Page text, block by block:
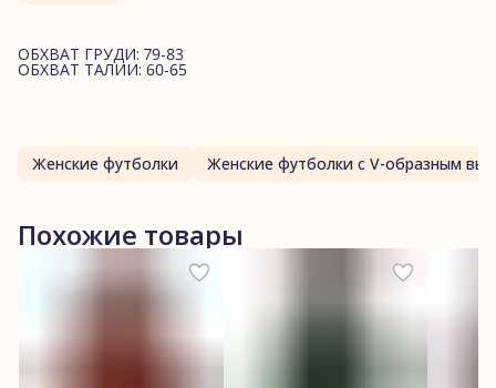
ОБХВАТ ГРУДИ: 79-83
ОБХВАТ ТАЛИИ: 60-65
Женские футболки Женские футболки с V-образным
Похожие товары